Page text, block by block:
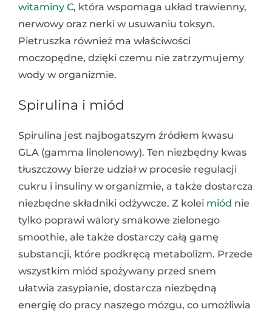
witaminy C, która wspomaga układ trawienny,
nerwowy oraz nerki w usuwaniu toksyn.
Pietruszka również ma właściwości
moczopędne, dzięki czemu nie zatrzymujemy
wody w organizmie.
Spirulina i miód
Spirulina jest najbogatszym źródłem kwasu
GLA (gamma linolenowy). Ten niezbędny kwas
tłuszczowy bierze udział w procesie regulacji
cukru i insuliny w organizmie, a także dostarcza
niezbędne składniki odżywcze. Z kolei miód nie
tylko poprawi walory smakowe zielonego
smoothie, ale także dostarczy całą gamę
substancji, które podkręcą metabolizm. Przede
wszystkim miód spożywany przed snem
ułatwia zasypianie, dostarcza niezbędną
energię do pracy naszego mózgu, co umożliwia